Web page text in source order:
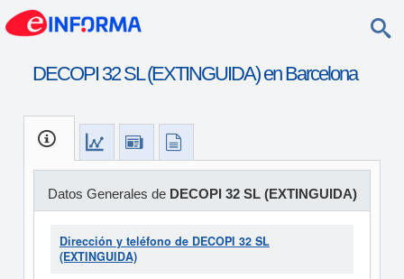
DECOPI 32 SL (EXTINGUIDA) en Barcelona
Datos Generales de DECOPI 32 SL (EXTINGUIDA)
Dirección y teléfono de DECOPI 32 SL
(EXTINGUIDA)